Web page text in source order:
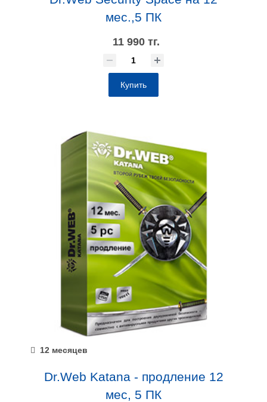
мес.,5 ПК
11 990 тг.
Купить
12 месяцев
Dr.Web Katana - продление 12
мес, 5 ПК